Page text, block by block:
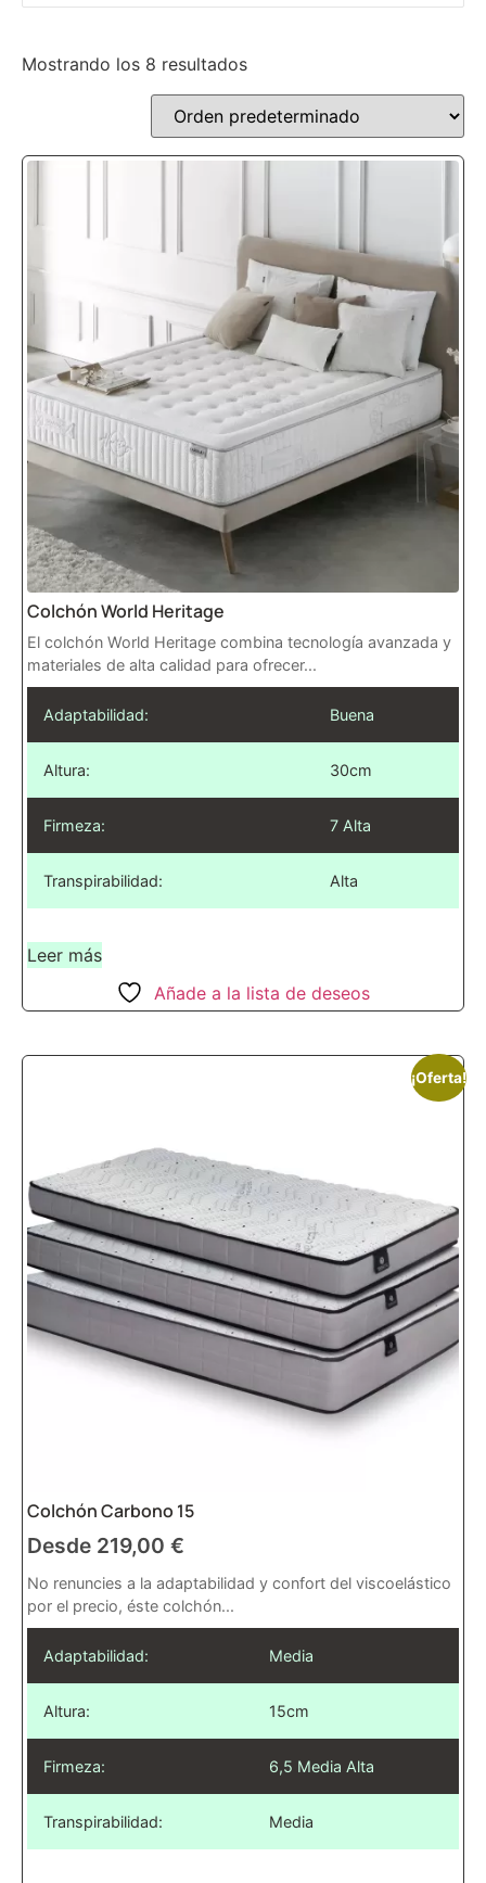
Mostrando los 8 resultados
Colchón World Heritage
El colchón World Heritage combina tecnología avanzada y
materiales de alta calidad para ofrecer...
Adaptabilidad: Buena
Altura: 30cm
Firmeza: 7 Alta
Transpirabilidad: Alta
Leer más
Añade a la lista de deseos
¡Oferta!
Colchón Carbono 15
Desde 219,00 €
No renuncies a la adaptabilidad y confort del viscoelástico
por el precio, éste colchón...
Adaptabilidad: Media
Altura: 15cm
Firmeza: 6,5 Media Alta
Transpirabilidad: Media